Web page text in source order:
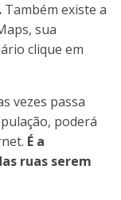
Também existe a
sua
clique em
vezes passa
poderá
É a
ruas serem